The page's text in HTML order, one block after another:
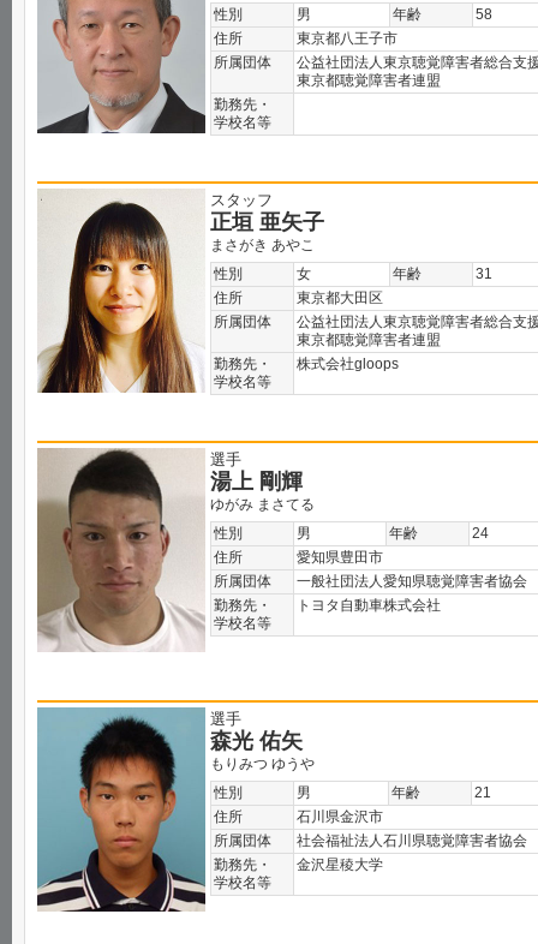
性別
男 年齢
58
住所
東京都八王子市
所属団体
公益社団法人東京聴覚障害者総合支
東京都聴覚障害者連盟
勤務先・
学校名等
スタッフ
正垣 亜矢子
まさがき あやこ
性別
女 年齢
31
住所
東京都大田区
所属団体
公益社団法人東京聴覚障害者総合支
東京都聴覚障害者連盟
勤務先・
学校名等
株式会社gloops
選手
湯上 剛輝
ゆがみ まさてる
性別
男 年齢
24
住所
愛知県豊田市
所属団体
一般社団法人愛知県聴覚障害者協会
勤務先・
学校名等
トヨタ自動車株式会社
選手
森光 佑矢
もりみつ ゆうや
性別
男 年齢
21
住所
石川県金沢市
所属団体
社会福祉法人石川県聴覚障害者協会
勤務先・
学校名等
金沢星稜大学